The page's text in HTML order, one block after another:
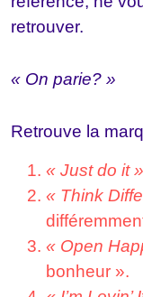
retrouver.
« On parie? »
Retrouve la
« Just do it »
« Think
« Open
bonheur ».